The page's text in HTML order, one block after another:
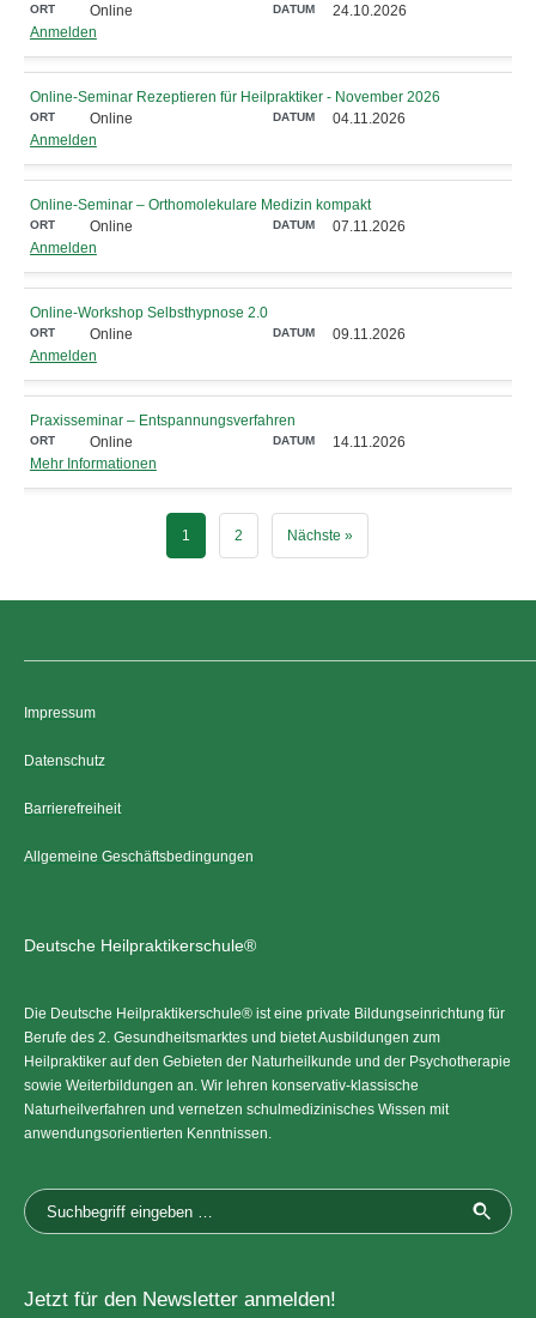
Online
24.10.2026
Anmelden
Online-Seminar Rezeptieren für Heilpraktiker - November 2026
Online
04.11.2026
Anmelden
Online-Seminar – Orthomolekulare Medizin kompakt
Online
07.11.2026
Anmelden
Online-Workshop Selbsthypnose 2.0
Online
09.11.2026
Anmelden
Praxisseminar – Entspannungsverfahren
Online
14.11.2026
Mehr Informationen
1 2 Nächste »
Impressum
Datenschutz
Barrierefreiheit
Allgemeine Geschäftsbedingungen
Deutsche Heilpraktikerschule®
Die Deutsche Heilpraktikerschule® ist eine private Bildungseinrichtung für
Berufe des 2. Gesundheitsmarktes und bietet Ausbildungen zum
Heilpraktiker auf den Gebieten der Naturheilkunde und der Psychotherapie
sowie Weiterbildungen an. Wir lehren konservativ-klassische
Naturheilverfahren und vernetzen schulmedizinisches Wissen mit
anwendungsorientierten Kenntnissen.
Jetzt für den Newsletter anmelden!